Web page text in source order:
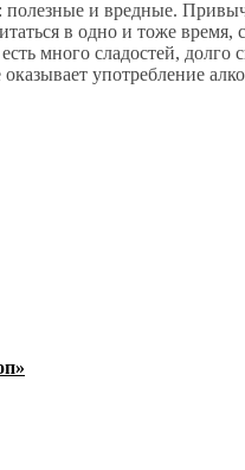
и вредные.
в одно и тоже
много сладостей, долго
употребление